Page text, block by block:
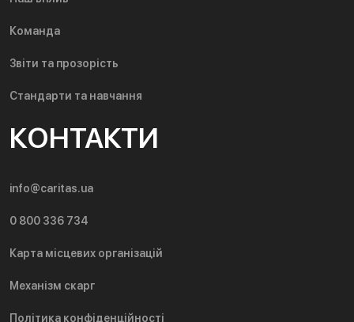
Команда
Звіти та прозорість
Стандарти та навчання
КОНТАКТИ
info@caritas.ua
0 800 336 734
Карта місцевих організацій
Механізм скарг
Політика конфіденційності